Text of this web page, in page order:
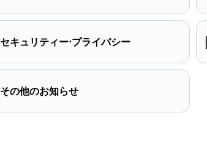
セキュリティー⋅プライバシー
その他のお知らせ